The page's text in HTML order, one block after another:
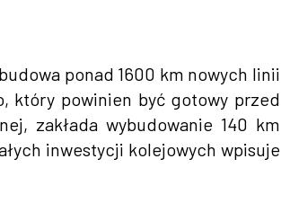
ponad 1600 km nowych linii
który powinien być gotowy przed
zakłada wybudowanie 140 km
inwestycji kolejowych wpisuje